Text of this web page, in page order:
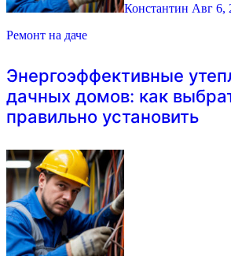
Константин Авг 6,
Ремонт на даче
Энергоэффективные
дачных домов: как
правильно установить